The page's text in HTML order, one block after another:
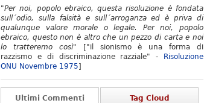
"Per noi, popolo ebraico, questa risoluzione è fondata
sull´odio, sulla falsità e sull´arroganza ed è priva di
qualunque valore morale o legale. Per noi, popolo
ebraico, questo non è altro che un pezzo di carta e noi
lo tratteremo così" ["il sionismo è una forma di
razzismo e di discriminazione razziale" -
Risoluzione
ONU Novembre 1975]
Ultimi Commenti Tag Cloud